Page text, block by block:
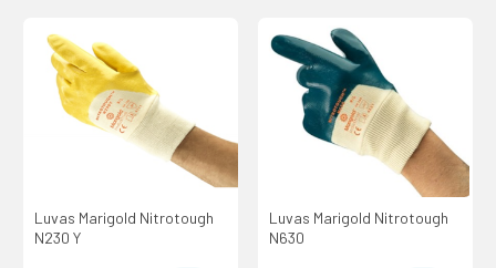
Luvas Marigold Nitrotough
N230 Y
Luvas Marigold Nitrotough
N630